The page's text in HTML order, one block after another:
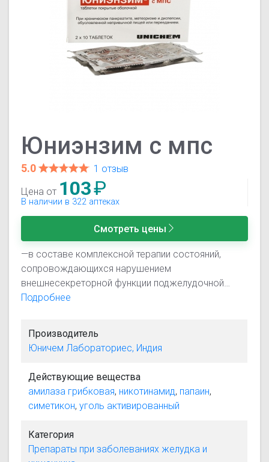
Юниэнзим с мпс
5.0
1 отзыв
Цена от 103₽
В наличии в 322 аптеках
Смотреть цены
—в составе комплексной терапии состояний,
сопровождающихся нарушением
внешнесекреторной функции поджелудочной
железы (хронический панкреатит, заболевания
тошнота, отрыжка, обусловленные непривычной
пищей или перееданием. Код МКБ-10 Показание
Другие хронические панкреатиты K86.8 Другие
уточненные болезни поджелудочной железы
(атрофия, камни, цирроз, фиброз поджелудочной
Нарушение всасывания после хирургических
вмешательств, не классифицированное в других
Подробнее
Производитель
Юничем Лабораториес, Индия
Действующие вещества
амилаза грибковая, никотинамид, папаин,
симетикон,уголь активированный
Категория
Препараты при заболеваниях желудка и